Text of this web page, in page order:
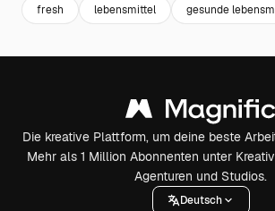
fresh lebensmittel gesunde
Die kreative Plattform, um deine beste
Mehr als 1 Million Abonnenten unter
Agenturen und Studios.
Deutsch